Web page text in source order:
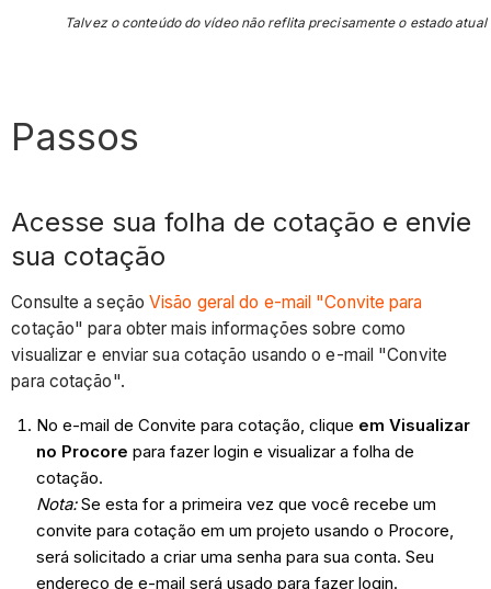
Talvez o conteúdo do vídeo não reflita precisamente o estado
Passos
Acesse sua folha de cotação e envie
sua cotação
Consulte a seçãoVisão geral do e-mail "Convite para
cotação" para obter mais informações sobre como
visualizar e enviar sua cotação usando o e-mail "Convite
para cotação".
No e-mail de Convite para cotação, clique em Visualizar
no Procore para fazer login e visualizar a folha de
cotação.
Nota:Se esta for a primeira vez que você recebe um
convite para cotação em um projeto usando o Procore,
será solicitado a criar uma senha para sua conta. Seu
endereço de e-mail será usado para fazer login.